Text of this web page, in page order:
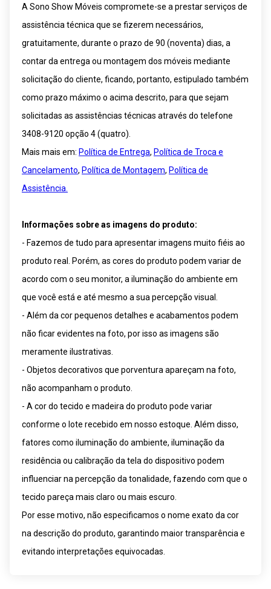
A Sono Show Móveis compromete-se a prestar serviços de
assistência técnica que se fizerem necessários,
gratuitamente, durante o prazo de 90 (noventa) dias, a
contar da entrega ou montagem dos móveis mediante
solicitação do cliente, ficando, portanto, estipulado também
como prazo máximo o acima descrito, para que sejam
solicitadas as assistências técnicas através do telefone
3408-9120 opção 4 (quatro).
Mais mais em: Política de Entrega, Política de Troca e
Cancelamento, Política de Montagem, Política de
Assistência.
Informações sobre as imagens do produto:
- Fazemos de tudo para apresentar imagens muito fiéis ao
produto real. Porém, as cores do produto podem variar de
acordo com o seu monitor, a iluminação do ambiente em
que você está e até mesmo a sua percepção visual.
- Além da cor pequenos detalhes e acabamentos podem
não ficar evidentes na foto, por isso as imagens são
meramente ilustrativas.
- Objetos decorativos que porventura apareçam na foto,
não acompanham o produto.
- A cor do tecido e madeira do produto pode variar
conforme o lote recebido em nosso estoque. Além disso,
fatores como iluminação do ambiente, iluminação da
residência ou calibração da tela do dispositivo podem
influenciar na percepção da tonalidade, fazendo com que o
tecido pareça mais claro ou mais escuro.
Por esse motivo, não especificamos o nome exato da cor
na descrição do produto, garantindo maior transparência e
evitando interpretações equivocadas.